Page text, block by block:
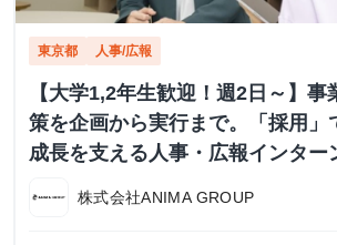
東京都 人事/広報
【大学1,2年生歓迎！週2日～】
策を企画から実行まで。「採用」
成長を支える人事・広報インター
株式会社ANIMA GROUP